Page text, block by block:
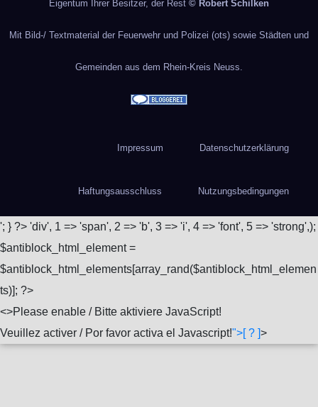
Eigentum Ihrer Besitzer, der Rest © Robert Schilken
Mit Bild-/ Textmaterial der Feuerwehr und Polizei (ots) sowie Städten und
Gemeinden aus dem Rhein-Kreis Neuss.
Impressum Datenschutzerklärung
Haftungsausschluss Nutzungsbedingungen
'; } ?> 'div', 1 => 'span', 2 => 'b', 3 => 'i', 4 => 'font', 5 => 'strong',);
$antiblock_html_element =
$antiblock_html_elements[array_rand($antiblock_html_elemen
ts)]; ?>
<>Please enable / Bitte aktiviere JavaScript!
Veuillez activer / Por favor activa el Javascript!">[ ? ]>